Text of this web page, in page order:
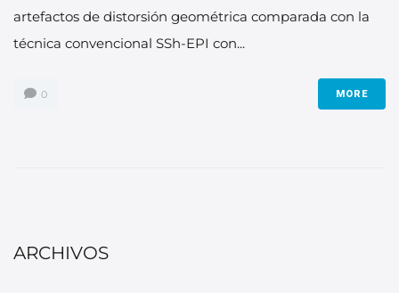
artefactos de distorsión geométrica comparada con la
técnica convencional SSh-EPI con...
0 MORE
ARCHIVOS